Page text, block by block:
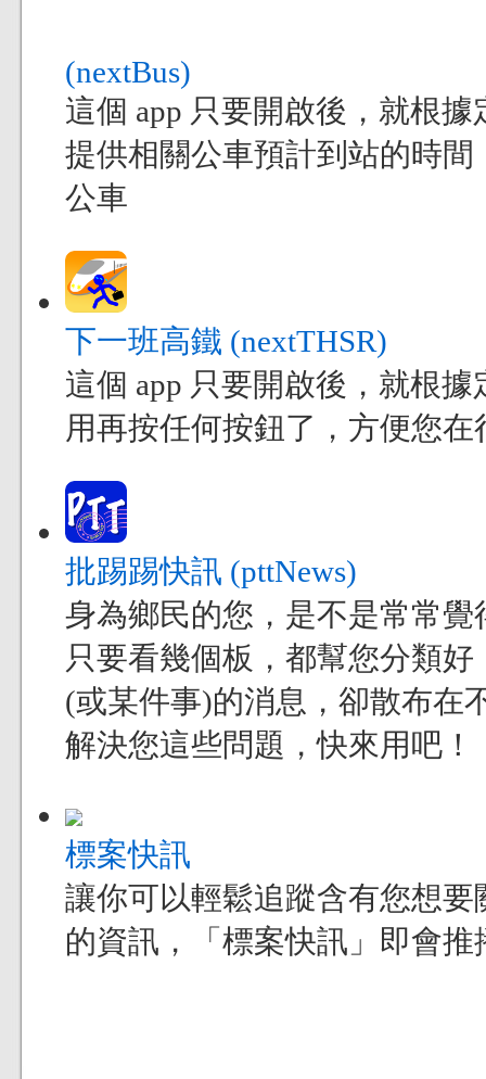
(nextBus)
這個 app 只要開啟後，就根
提供相關公車預計到站的時
公車
下一班高鐵 (nextTHSR)
這個 app 只要開啟後，就根
用再按任何按鈕了，方便您
批踢踢快訊 (pttNews)
身為鄉民的您，是不是常常
只要看幾個板，都幫您分類
(或某件事)的消息，卻散布在
解決您這些問題，快來用吧！
標案快訊
讓你可以輕鬆追蹤含有您想
的資訊，「標案快訊」即會推